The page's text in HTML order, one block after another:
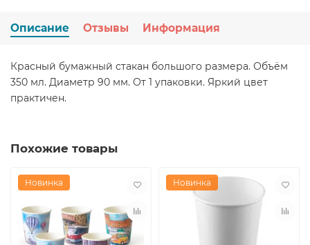
Описание Отзывы Информация
Красный бумажный стакан большого размера. Объём
350 мл. Диаметр 90 мм. От 1 упаковки. Яркий цвет
практичен.
Похожие товары
Новинка Новинка